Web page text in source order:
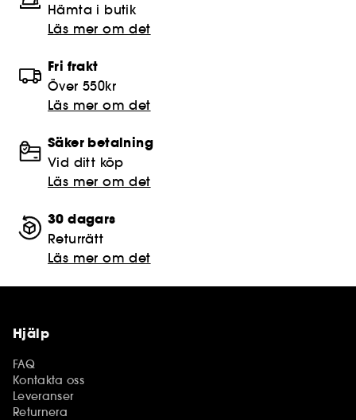
Hämta i butik​
Läs mer om det
Fri frakt
Över 550kr
Läs mer om det
Säker betalning
Vid ditt köp
Läs mer om det
30 dagars
Returrätt
Läs mer om det
Hjälp
FAQ
Kontakta oss
Leveranser
Returnera